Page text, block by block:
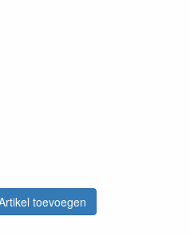
toevoegen